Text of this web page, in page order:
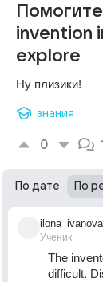
invention
explore
Ну плизики!
знания
0 1
По дате По
Ученик
The
difficult.